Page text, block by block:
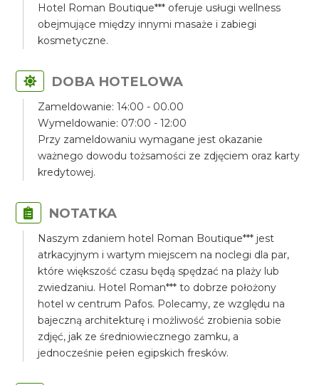
Hotel Roman Boutique*** oferuje usługi wellness
obejmujące między innymi masaże i zabiegi
kosmetyczne.
DOBA HOTELOWA
Zameldowanie: 14:00 - 00.00
Wymeldowanie: 07:00 - 12:00
Przy zameldowaniu wymagane jest okazanie
ważnego dowodu tożsamości ze zdjęciem oraz karty
kredytowej.
NOTATKA
Naszym zdaniem hotel Roman Boutique*** jest
atrkacyjnym i wartym miejscem na noclegi dla par,
które większość czasu będą spędzać na plaży lub
zwiedzaniu. Hotel Roman*** to dobrze położony
hotel w centrum Pafos. Polecamy, ze względu na
bajeczną architekturę i możliwość zrobienia sobie
zdjęć, jak ze średniowiecznego zamku, a
jednocześnie pełen egipskich fresków.